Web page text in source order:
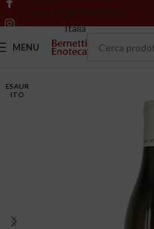
sopra 150€ GRATIS in
Italia
MENU
ESAUR
ITO